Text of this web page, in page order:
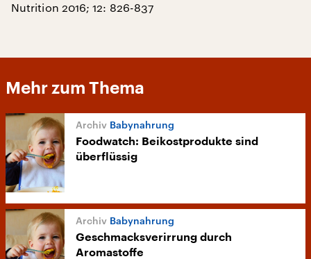
Nutrition 2016; 12: 826-837
Mehr zum Thema
Babynahrung
Foodwatch: Beikostprodukte sind
überflüssig
Babynahrung
Geschmacksverirrung durch
Aromastoffe